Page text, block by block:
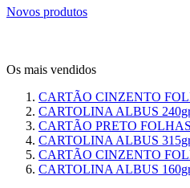
Novos produtos
Os mais vendidos
CARTÃO CINZENTO
CARTOLINA ALBUS
CARTÃO PRETO
CARTOLINA ALBUS
CARTÃO CINZENTO
CARTOLINA ALBUS